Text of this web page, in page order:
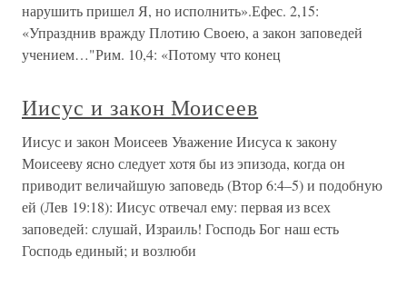
нарушить пришел Я, но исполнить».Ефес. 2,15:
«Упразднив вражду Плотию Своею, а закон заповедей
учением…"Рим. 10,4: «Потому что конец
Иисус и закон Моисеев
Иисус и закон Моисеев Уважение Иисуса к закону
Моисееву ясно следует хотя бы из эпизода, когда он
приводит величайшую заповедь (Втор 6:4–5) и подобную
ей (Лев 19:18): Иисус отвечал ему: первая из всех
заповедей: слушай, Израиль! Господь Бог наш есть
Господь единый; и возлюби